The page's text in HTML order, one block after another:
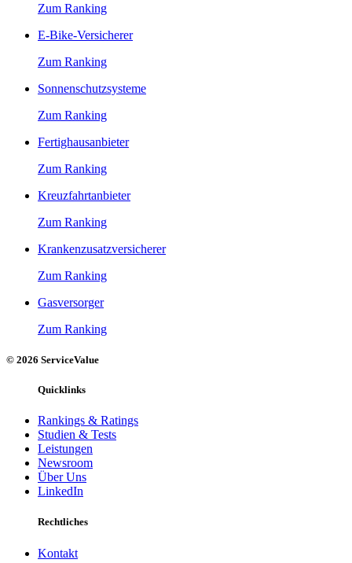
Zum Ranking
E-Bike-Versicherer
Zum Ranking
Sonnenschutzsysteme
Zum Ranking
Fertighausanbieter
Zum Ranking
Kreuzfahrtanbieter
Zum Ranking
Krankenzusatzversicherer
Zum Ranking
Gasversorger
Zum Ranking
© 2026 ServiceValue
Quicklinks
Rankings & Ratings
Studien & Tests
Leistungen
Newsroom
Über Uns
LinkedIn
Rechtliches
Kontakt